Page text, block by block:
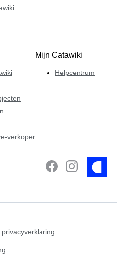
verkoper
Mijn Catawiki
Helpcentrum